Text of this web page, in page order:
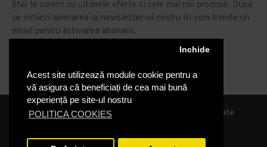
Acest site utilizează module cookie pentru a
vă asigura că beneficiați de cea mai bună
experiență pe site-ul nostru
POLITICA COOKIES
Inchide
Stai la curent cu ultimele oferte si cele mai noi produse. Dupa
ce initiezi abonarea la newsletter-ul nostru iti vom trimite un
email pentru activarea abonarii.
Abonare
Am citit şi sunt de acord cu Politica de Confidentialitate
© 2019, Sanito Distribution, Toate drepturile rezervate